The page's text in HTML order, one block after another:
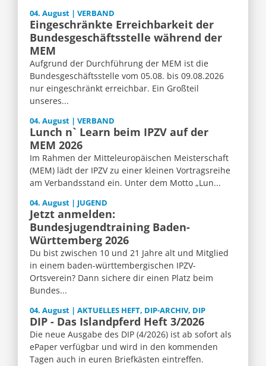
04. August | VERBAND
Eingeschränkte Erreichbarkeit der
Bundesgeschäftsstelle während der
MEM
Aufgrund der Durchführung der MEM ist die
Bundesgeschäftsstelle vom 05.08. bis 09.08.2026
nur eingeschränkt erreichbar. Ein Großteil
unseres...
04. August | VERBAND
Lunch n` Learn beim IPZV auf der
MEM 2026
Im Rahmen der Mitteleuropäischen Meisterschaft
(MEM) lädt der IPZV zu einer kleinen Vortragsreihe
am Verbandsstand ein. Unter dem Motto „Lun...
04. August | JUGEND
Jetzt anmelden:
Bundesjugendtraining Baden-
Württemberg 2026
Du bist zwischen 10 und 21 Jahre alt und Mitglied
in einem baden-württembergischen IPZV-
Ortsverein? Dann sichere dir einen Platz beim
Bundes...
04. August | AKTUELLES HEFT, DIP-ARCHIV, DIP
DIP - Das Islandpferd Heft 3/2026
Die neue Ausgabe des DIP (4/2026) ist ab sofort als
ePaper verfügbar und wird in den kommenden
Tagen auch in euren Briefkästen eintreffen.